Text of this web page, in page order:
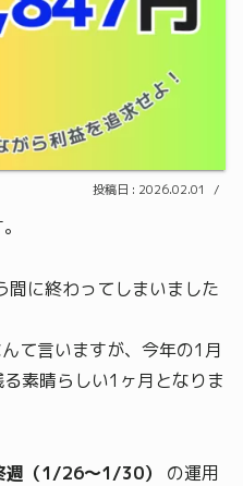
2026.02.01
に終わってしまいました
て言いますが、今年の1月
素晴らしい1ヶ月となりま
週（1/26～1/30）
の運用